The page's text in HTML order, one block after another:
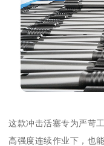
这款冲击活塞专为严苛
高强度连续作业下，也